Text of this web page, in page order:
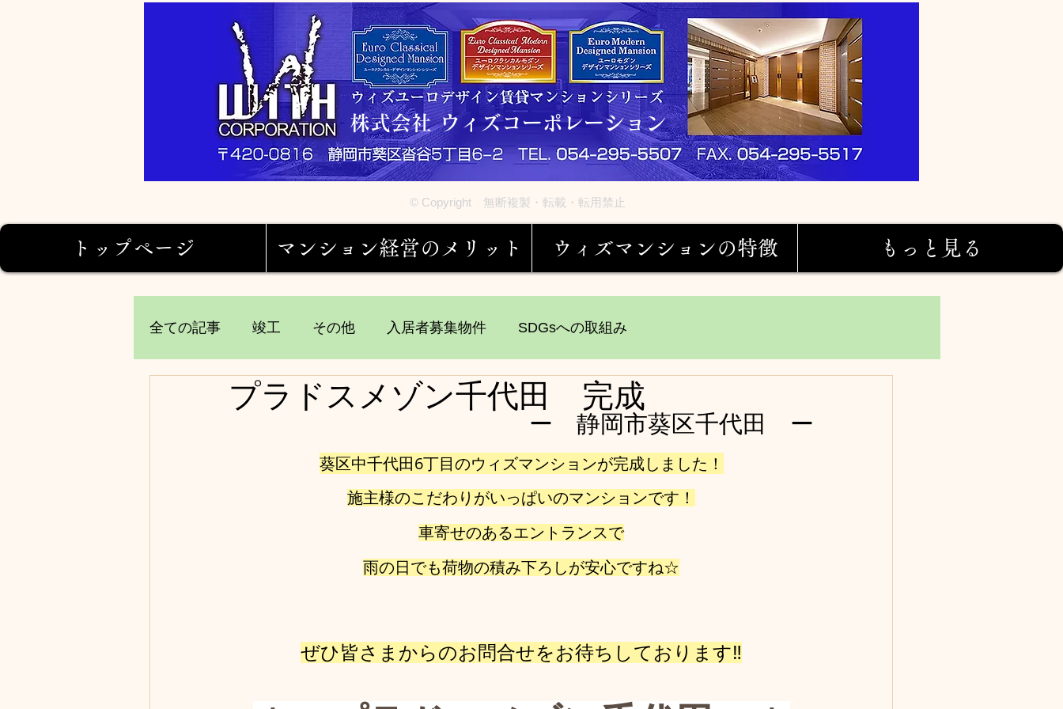
株式会社 ウィズコーポレーション
© Copyright 無断複製・転載・転用禁止
トップページ マンション経営のメリット ウィズマンションの特徴 もっと見る
全ての記事 竣工 その他 入居者募集物件 SDGsへの取組み
プラドスメゾン千代田 完成
ー　静岡市葵区千代田　ー
葵区中千代田6丁目のウィズマンションが完成しました！
施主様のこだわりがいっぱいのマンションです！
車寄せのあるエントランスで
雨の日でも荷物の積み下ろしが安心ですね☆
ぜひ皆さまからのお問合せをお待ちしております‼